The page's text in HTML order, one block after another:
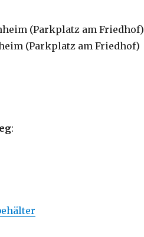
(Parkplatz am Friedhof)
(Parkplatz am Friedhof)
: